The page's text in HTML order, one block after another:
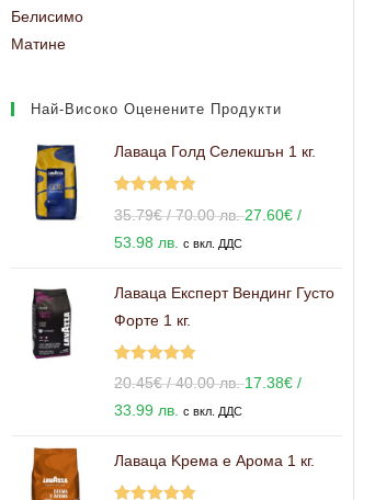
Белисимо
Матине
Най-Високо Оценените Продукти
Лаваца Голд Селекшън 1 кг.
Оценено с
35.79€/ 70.00 лв.27.60€ /
53.98 лв.
с вкл. ДДС
Лаваца Експерт Вендинг Густо
Форте 1 кг.
Оценено с
20.45€/ 40.00 лв.17.38€ /
33.99 лв. с вкл. ДДС
Лаваца Kрема е Арома 1 кг.